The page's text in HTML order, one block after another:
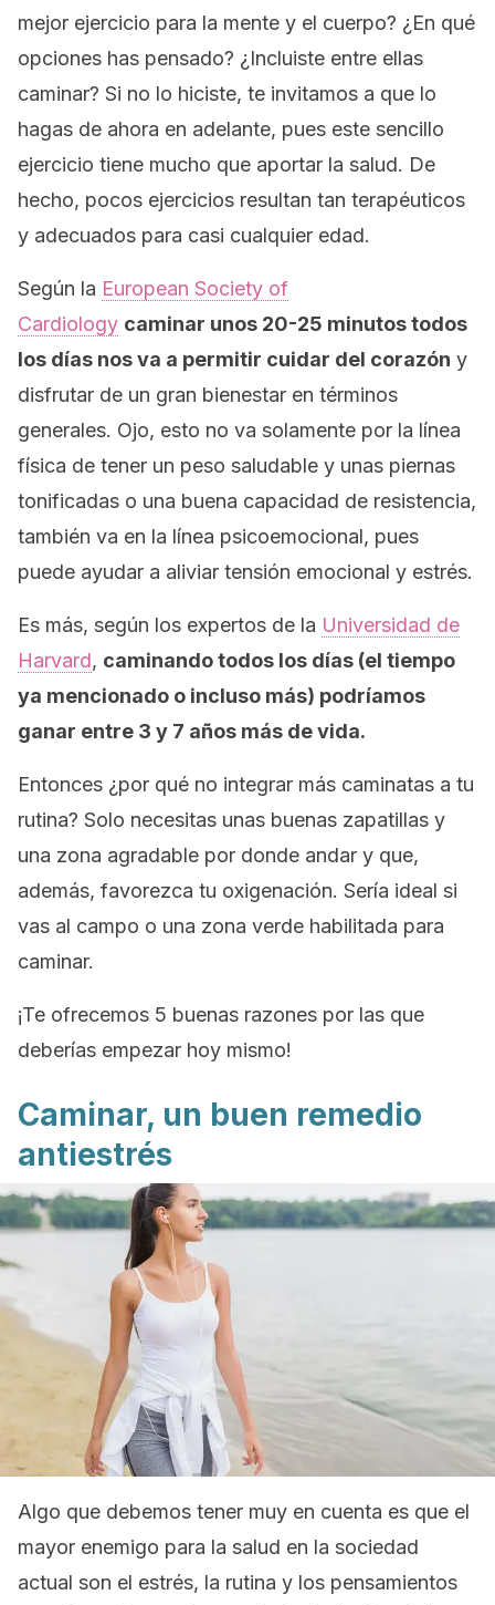
mejor ejercicio para la mente y el cuerpo? ¿En qué
opciones has pensado? ¿Incluiste entre ellas
caminar? Si no lo hiciste, te invitamos a que lo
hagas de ahora en adelante, pues este sencillo
ejercicio tiene mucho que aportar la salud. De
hecho, pocos ejercicios resultan tan terapéuticos
y adecuados para casi cualquier edad.
Según la European Society of
Cardiology caminar unos 20-25 minutos todos
los días nos va a permitir cuidar del corazón y
disfrutar de un gran bienestar en términos
generales. Ojo, esto no va solamente por la línea
física de tener un peso saludable y unas piernas
tonificadas o una buena capacidad de resistencia,
también va en la línea psicoemocional, pues
puede ayudar a aliviar tensión emocional y estrés.
Es más, según los expertos de la Universidad de
Harvard, caminando todos los días (el tiempo
ya mencionado o incluso más) podríamos
ganar entre 3 y 7 años más de vida.
Entonces ¿por qué no integrar más caminatas a tu
rutina? Solo necesitas unas buenas zapatillas y
una zona agradable por donde andar y que,
además, favorezca tu oxigenación. Sería ideal si
vas al campo o una zona verde habilitada para
caminar.
¡Te ofrecemos 5 buenas razones por las que
deberías empezar hoy mismo!
Caminar, un buen remedio
antiestrés
Algo que debemos tener muy en cuenta es que el
mayor enemigo para la salud en la sociedad
actual son el estrés, la rutina y los pensamientos